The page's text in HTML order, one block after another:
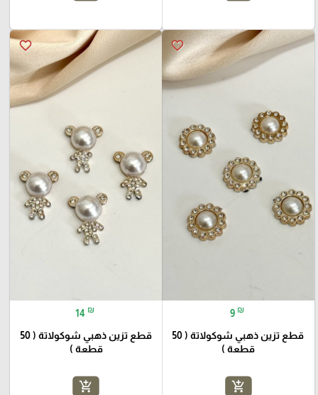
favorite_border
9 ₪
قطع تزين ذهبي شوكولاتة ( 50
قطعة )
add_shopping_cart
favorite_border
14 ₪
قطع تزين ذهبي شوكولاتة ( 50
قطعة )
add_shopping_cart